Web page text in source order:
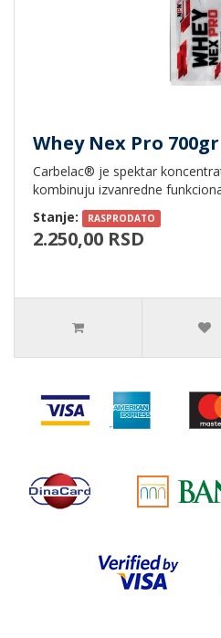
Whey Nex Pro 700gr
Carbelac® je spektar
kombinuju izvanredne
Stanje:
RASPRODATO
2.250,00 RSD